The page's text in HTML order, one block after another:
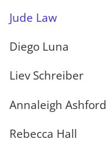
Jude Law
Diego Luna
Liev Schreiber
Annaleigh Ashford
Rebecca Hall